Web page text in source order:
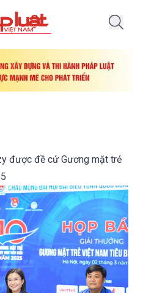
được đề cử Gương mặt trẻ